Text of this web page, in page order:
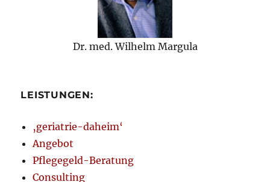
Dr. med. Wilhelm Margula
LEISTUNGEN:
‚geriatrie-daheim‘
Angebot
Pflegegeld-Beratung
Consulting